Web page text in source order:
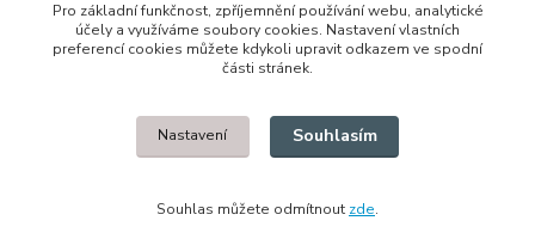
© 2014 - 2025 Díly pro notebooky
Upravit sběr cookies.
Pro základní funkčnost, zpříjemnění používání webu, analytické
účely a využíváme soubory cookies. Nastavení vlastních
preferencí cookies můžete kdykoli upravit odkazem ve spodní
části stránek.
Nastavení Souhlasím
Souhlas můžete odmítnout zde.